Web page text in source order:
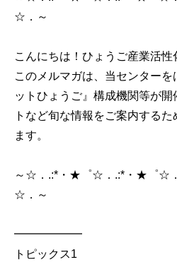
☆．～
こんにちは！ひょうご産業活性
このメルマガは、当センター
ットひょうご』構成機関等が
トなど旬な情報をご案内する
ます。
～☆．.:*・★゜☆．.:*・★゜☆
☆．～
━━━━━━
トピックス1